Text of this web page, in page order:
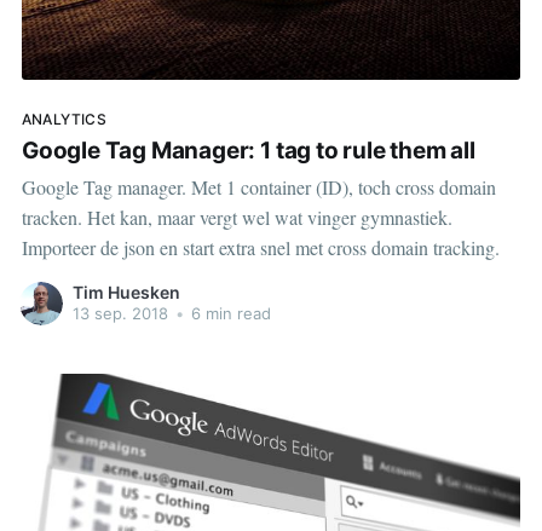
ANALYTICS
Google Tag Manager: 1 tag to rule them all
Google Tag manager. Met 1 container (ID), toch cross domain
tracken. Het kan, maar vergt wel wat vinger gymnastiek.
Importeer de json en start extra snel met cross domain tracking.
Tim Huesken
13 sep. 2018 • 6 min read